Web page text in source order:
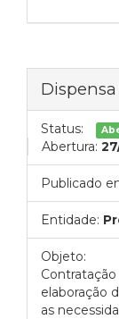
Status:
Abertura:
Publicado
Entidade:
Objeto:
elaboração
as